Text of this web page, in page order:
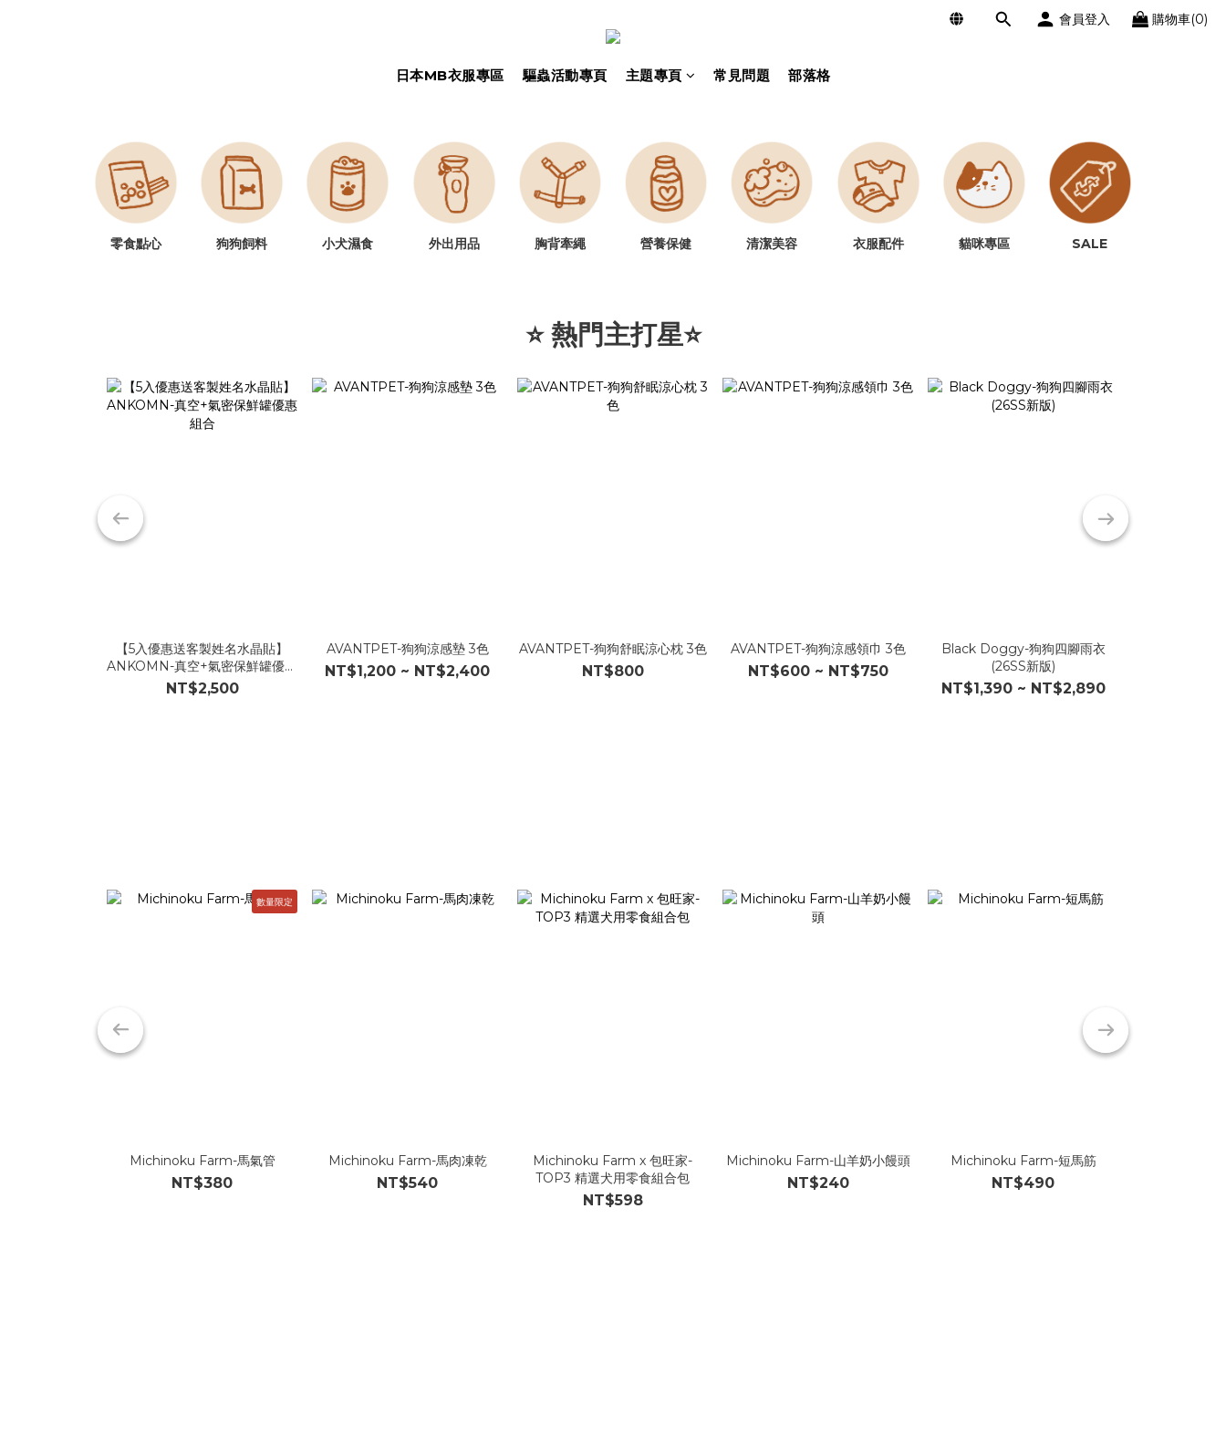
會員登入 購物車(0)
日本MB衣服專區 驅蟲活動專頁 主題專頁 常見問題 部落格
零食點心 狗狗飼料 小犬濕食 外出用品 胸背牽繩 營養保健 清潔美容 衣服配件 貓咪專區 SALE
⭐ 熱門主打星⭐
【5入優惠送客製姓名水晶貼】
ANKOMN-真空+氣密保鮮罐優惠
組合
NT$2,500
AVANTPET-狗狗涼感墊 3色
NT$1,200 ~ NT$2,400
AVANTPET-狗狗舒眠涼心枕 3色
NT$800
AVANTPET-狗狗涼感領巾 3色
NT$600 ~ NT$750
Black Doggy-狗狗四腳雨衣
(26SS新版)
NT$1,390 ~ NT$2,890
數量限定
Michinoku Farm-馬氣管
NT$380
Michinoku Farm-馬肉凍乾
NT$540
Michinoku Farm x 包旺家-
TOP3 精選犬用零食組合包
NT$598
Michinoku Farm-山羊奶小饅頭
NT$240
Michinoku Farm-短馬筋
NT$490